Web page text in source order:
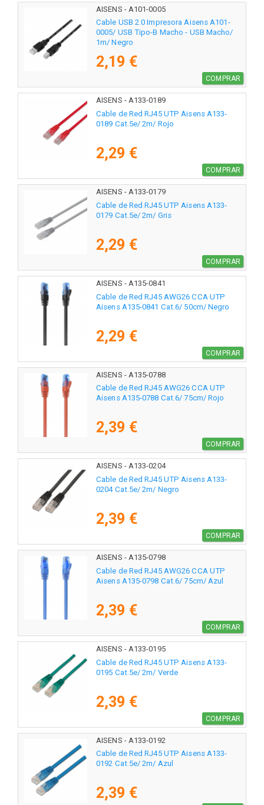
AISENS - A101-0005
Cable USB 2.0 Impresora Aisens A101-
0005/ USB Tipo-B Macho - USB Macho/
1m/ Negro
2,19 €
COMPRAR
AISENS - A133-0189
Cable de Red RJ45 UTP Aisens A133-
0189 Cat.5e/ 2m/ Rojo
2,29 €
COMPRAR
AISENS - A133-0179
Cable de Red RJ45 UTP Aisens A133-
0179 Cat.5e/ 2m/ Gris
2,29 €
COMPRAR
AISENS - A135-0841
Cable de Red RJ45 AWG26 CCA UTP
Aisens A135-0841 Cat.6/ 50cm/ Negro
2,29 €
COMPRAR
AISENS - A135-0788
Cable de Red RJ45 AWG26 CCA UTP
Aisens A135-0788 Cat.6/ 75cm/ Rojo
2,39 €
COMPRAR
AISENS - A133-0204
Cable de Red RJ45 UTP Aisens A133-
0204 Cat.5e/ 2m/ Negro
2,39 €
COMPRAR
AISENS - A135-0798
Cable de Red RJ45 AWG26 CCA UTP
Aisens A135-0798 Cat.6/ 75cm/ Azul
2,39 €
COMPRAR
AISENS - A133-0195
Cable de Red RJ45 UTP Aisens A133-
0195 Cat.5e/ 2m/ Verde
2,39 €
COMPRAR
AISENS - A133-0192
Cable de Red RJ45 UTP Aisens A133-
0192 Cat.5e/ 2m/ Azul
2,39 €